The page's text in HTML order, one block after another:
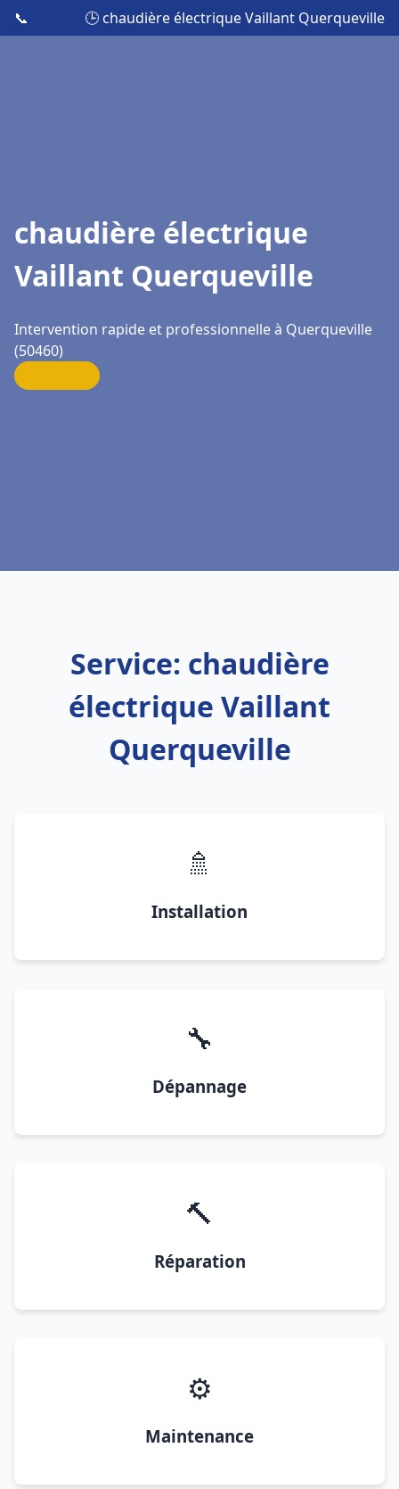
📞 🕒 chaudière électrique Vaillant Querqueville
chaudière électrique
Vaillant Querqueville
Intervention rapide et professionnelle à Querqueville
(50460)
Service: chaudière
électrique Vaillant
Querqueville
🚿
Installation
🔧
Dépannage
🔨
Réparation
⚙️
Maintenance